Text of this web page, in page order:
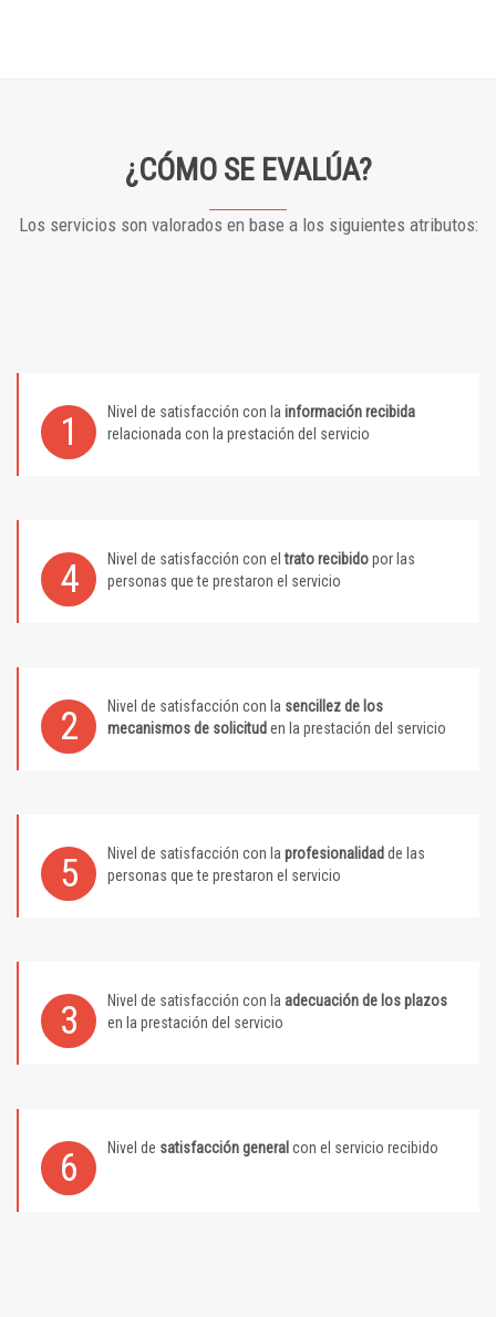
¿CÓMO SE EVALÚA?
Los servicios son valorados en base a los siguientes atributos:
1 Nivel de satisfacción con la información recibida
relacionada con la prestación del servicio
4 Nivel de satisfacción con eltrato recibidopor las
personas que te prestaron el servicio
2 Nivel de satisfacción con la sencillez de los
mecanismos de solicitud en la prestación del servicio
5 Nivel de satisfacción con la profesionalidad de las
personas que te prestaron el servicio
3 Nivel de satisfacción con la adecuación de los plazos
en la prestación del servicio
6 Nivel de satisfacción general con el servicio recibido